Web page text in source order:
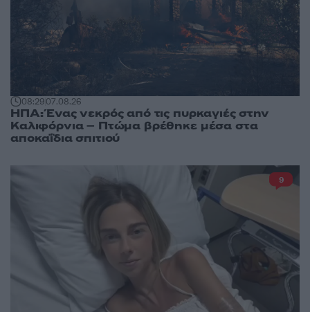
08:2907.08.26
ΗΠΑ: Ένας νεκρός από τις πυρκαγιές στην
Καλιφόρνια – Πτώμα βρέθηκε μέσα στα
αποκαΐδια σπιτιού
9